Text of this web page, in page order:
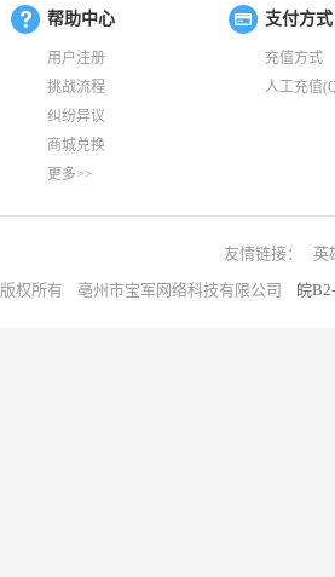
帮助中心
用户注册
挑战流程
纠纷异议
商城兑换
更多>>
支付方式
充值方式
人工充值
友情链接：
英
版权所有 亳州市宝军网络科技有限公司 皖